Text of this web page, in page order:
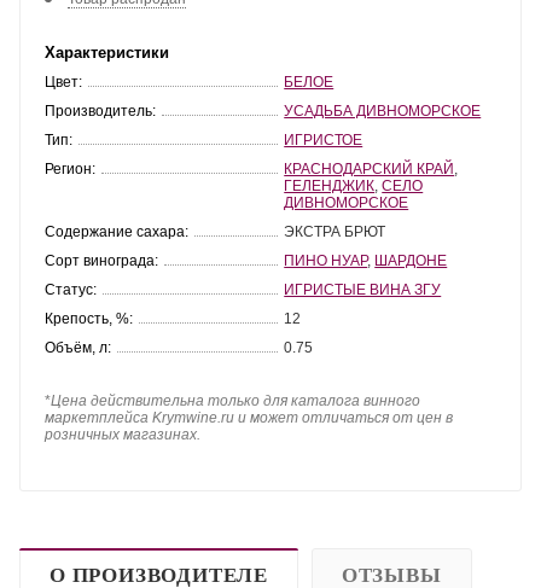
Характеристики
Цвет:
БЕЛОЕ
Производитель:
УСАДЬБА ДИВНОМОРСКОЕ
Тип:
ИГРИСТОЕ
Регион:
КРАСНОДАРСКИЙ КРАЙ
ГЕЛЕНДЖИК ,СЕЛО
ДИВНОМОРСКОЕ
Содержание сахара:
ЭКСТРА БРЮТ
Сорт винограда:
ПИНО НУАР, ШАРДОНЕ
Статус:
ИГРИСТЫЕ ВИНА ЗГУ
Крепость, %:
12
Объём, л:
0.75
*Цена действительна только для каталога винного
маркетплейса Krymwine.ru и может отличаться от цен в
розничных магазинах.
О ПРОИЗВОДИТЕЛЕ ОТЗЫВЫ